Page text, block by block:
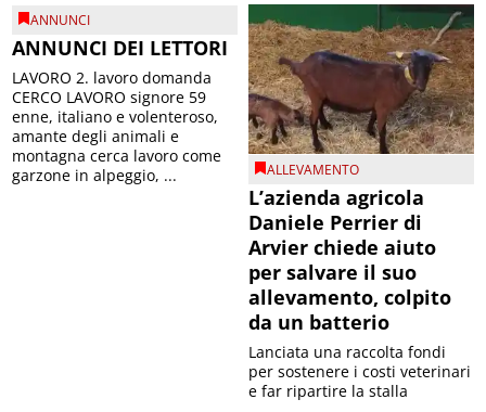
ANNUNCI
ANNUNCI DEI LETTORI
LAVORO 2. lavoro domanda
CERCO LAVORO signore 59
enne, italiano e volenteroso,
amante degli animali e
montagna cerca lavoro come
garzone in alpeggio, ...
ALLEVAMENTO
L’azienda agricola
Daniele Perrier di
Arvier chiede aiuto
per salvare il suo
allevamento, colpito
da un batterio
Lanciata una raccolta fondi
per sostenere i costi veterinari
e far ripartire la stalla